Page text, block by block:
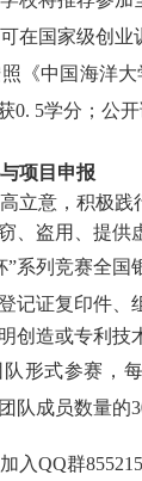
在国家级创
《中国海洋
0. 5学分；公
项目申报
立意，积极
、盗用、提供
”系列竞赛全
记证复印件、
创造或专利技
形式参赛，
队成员数量的
入QQ群